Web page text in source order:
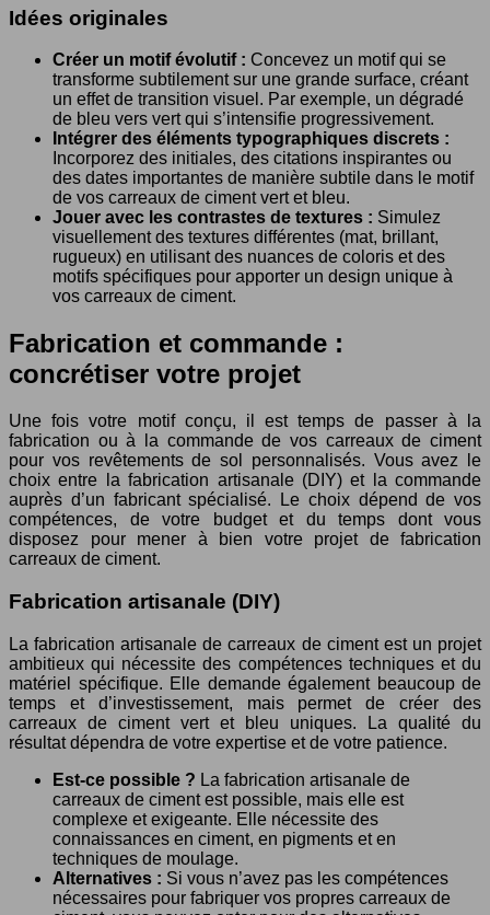
Idées originales
Créer un motif évolutif : Concevez un motif qui se
transforme subtilement sur une grande surface, créant
un effet de transition visuel. Par exemple, un dégradé
de bleu vers vert qui s’intensifie progressivement.
Intégrer des éléments typographiques discrets :
Incorporez des initiales, des citations inspirantes ou
des dates importantes de manière subtile dans le motif
de vos carreaux de ciment vert et bleu.
Jouer avec les contrastes de textures : Simulez
visuellement des textures différentes (mat, brillant,
rugueux) en utilisant des nuances de coloris et des
motifs spécifiques pour apporter un design unique à
vos carreaux de ciment.
Fabrication et commande :
concrétiser votre projet
Une fois votre motif conçu, il est temps de passer à la
fabrication ou à la commande de vos carreaux de ciment
pour vos revêtements de sol personnalisés. Vous avez le
choix entre la fabrication artisanale (DIY) et la commande
auprès d’un fabricant spécialisé. Le choix dépend de vos
compétences, de votre budget et du temps dont vous
disposez pour mener à bien votre projet de fabrication
carreaux de ciment.
Fabrication artisanale (DIY)
La fabrication artisanale de carreaux de ciment est un projet
ambitieux qui nécessite des compétences techniques et du
matériel spécifique. Elle demande également beaucoup de
temps et d’investissement, mais permet de créer des
carreaux de ciment vert et bleu uniques. La qualité du
résultat dépendra de votre expertise et de votre patience.
Est-ce possible ? La fabrication artisanale de
carreaux de ciment est possible, mais elle est
complexe et exigeante. Elle nécessite des
connaissances en ciment, en pigments et en
techniques de moulage.
Alternatives : Si vous n’avez pas les compétences
nécessaires pour fabriquer vos propres carreaux de